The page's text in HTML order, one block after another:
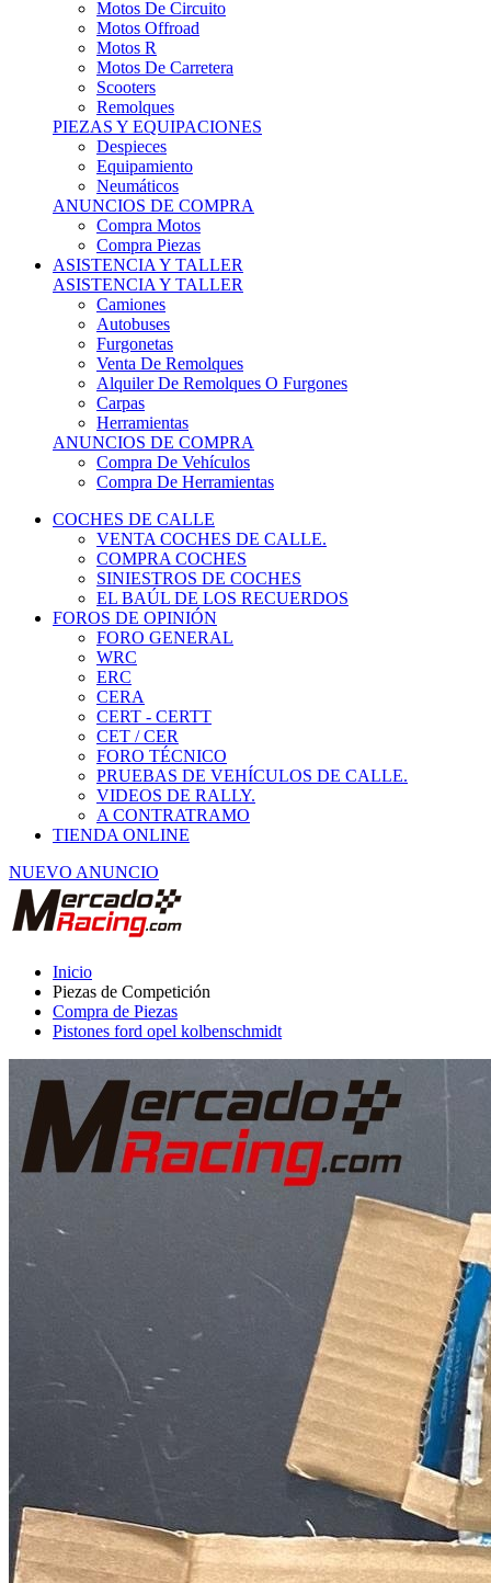
Motos R
Motos De Carretera
Scooters
Remolques
PIEZAS Y EQUIPACIONES
Despieces
Equipamiento
Neumáticos
ANUNCIOS DE COMPRA
Compra Motos
Compra Piezas
ASISTENCIA Y TALLER
ASISTENCIA Y TALLER
Camiones
Autobuses
Furgonetas
Venta De Remolques
Alquiler De Remolques O Furgones
Carpas
Herramientas
ANUNCIOS DE COMPRA
Compra De Vehículos
Compra De Herramientas
COCHES DE CALLE
VENTA COCHES DE CALLE.
COMPRA COCHES
SINIESTROS DE COCHES
EL BAÚL DE LOS RECUERDOS
FOROS DE OPINIÓN
FORO GENERAL
WRC
ERC
CERA
CERT - CERTT
CET / CER
FORO TÉCNICO
PRUEBAS DE VEHÍCULOS DE CALLE.
VIDEOS DE RALLY.
A CONTRATRAMO
TIENDA ONLINE
NUEVO ANUNCIO
Piezas de Competición
Compra de Piezas
Pistones ford opel kolbenschmidt